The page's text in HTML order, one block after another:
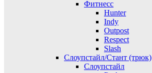
Фитнесс
Hunter
Indy
Outpost
Respect
Slash
Слоупстайл/Стант (трюк)
Слоупстайл